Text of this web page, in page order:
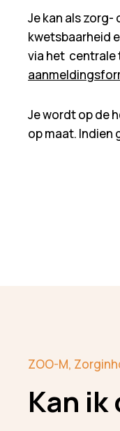
Je kan als zorg-
kwetsbaarheid
via het
Je wordt op de
op maat.
ZOO-M,
Kan ik